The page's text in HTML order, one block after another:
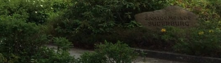
Land
Bürgerinfo A-Z
Dorfregion /
Suderburg - Stahlbachtal